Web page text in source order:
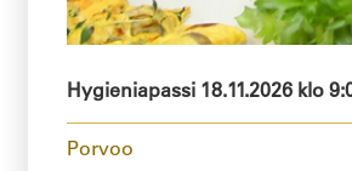
Hygieniapassi 18.11.2026 klo
Porvoo